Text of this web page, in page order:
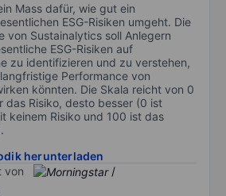
Mass dafür, wie gut ein
ESG-Risiken umgeht. Die
von Sustainalytics soll Anlegern
ESG-Risiken auf
zu identifizieren und zu verstehen,
Performance von
könnten. Die Skala reicht von 0
das Risiko, desto besser (0 ist
keinem Risiko und 100 ist das
herunterladen
von
/